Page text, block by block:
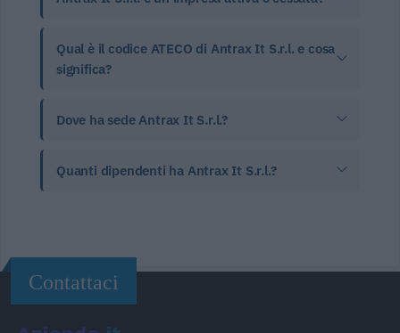
Qual è il codice ATECO di Antrax It S.r.l. e cosa
significa?
Dove ha sede Antrax It S.r.l.?
Quanti dipendenti ha Antrax It S.r.l.?
Contattaci